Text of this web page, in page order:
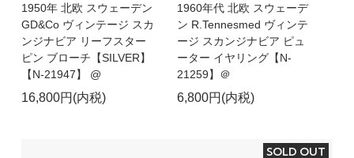
1950年 北欧 スウェーデン
GD&Co ヴィンテージ スカ
ンジナビア リーフスター
ピン ブローチ【SILVER】
【N-21947】 @
16,800円(内税)
1960年代 北欧 スウェーデ
ン R.Tennesmed ヴィンテ
ージ スカンジナビア ピュ
ーター イヤリング【N-
21259】＠
6,800円(内税)
SOLD OUT